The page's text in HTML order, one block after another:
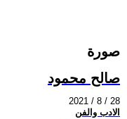
صورة
صالح محمود
2021 / 8 / 28
الادب والفن